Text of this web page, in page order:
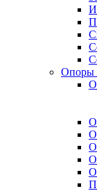
Опоры